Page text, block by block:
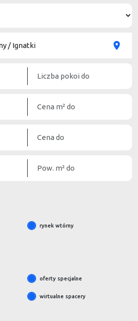
rynek wtórny
oferty specjalne
wirtualne spacery